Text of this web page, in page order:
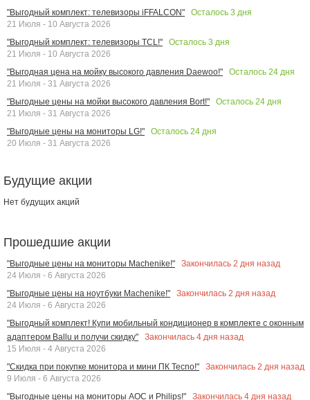
"Выгодный комплект: телевизоры iFFALCON"
Осталось 3 дня
21 Июля - 10 Августа 2026
"Выгодный комплект: телевизоры TCL!"
Осталось 3 дня
21 Июля - 10 Августа 2026
"Выгодная цена на мойку высокого давления Daewoo!"
Осталось 24 дня
21 Июля - 31 Августа 2026
"Выгодные цены на мойки высокого давления Bort!"
Осталось 24 дня
21 Июля - 31 Августа 2026
"Выгодные цены на мониторы LG!"
Осталось 24 дня
20 Июля - 31 Августа 2026
Будущие акции
Нет будущих акций
Прошедшие акции
"Выгодные цены на мониторы Machenike!" Закончилась 2 дня назад
24 Июля - 6 Августа 2026
"Выгодные цены на ноутбуки Machenike!"
Закончилась 2 дня назад
24 Июля - 6 Августа 2026
"Выгодный комплект! Купи мобильный кондиционер в комплекте с оконным
адаптером Ballu и получи скидку"
Закончилась 4 дня назад
15 Июля - 4 Августа 2026
"Скидка при покупке монитора и мини ПК Tecno!"
Закончилась 2 дня назад
9 Июля - 6 Августа 2026
"Выгодные цены на мониторы AOC и Philips!"
Закончилась 4 дня назад